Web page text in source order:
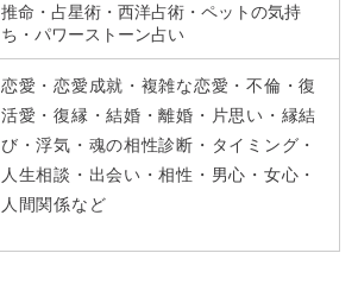
推命・占星術・西洋占術・ペットの気持
ち・パワーストーン占い
恋愛・恋愛成就・複雑な恋愛・不倫・復
活愛・復縁・結婚・離婚・片思い・縁結
び・浮気・魂の相性診断・タイミング・
人生相談・出会い・相性・男心・女心・
人間関係など